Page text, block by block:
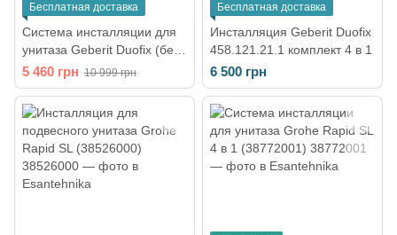
Бесплатная доставка
Система инсталляции для
унитаза Geberit Duofix (без
клавиши) 111.153.00.1
5 460 грн 10 999 грн
Бесплатная доставка
Инсталляция Geberit Duofix
458.121.21.1 комплект 4 в 1
6 500 грн